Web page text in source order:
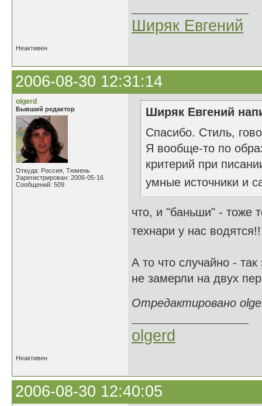
Ширяк Евгений
Неактивен
2006-08-30 12:31:14
olgerd
Бывший редактор
Откуда: Россия, Тюмень
Зарегистрирован: 2006-05-16
Сообщений: 509
Ширяк Евгений
Спасибо. Стиль,
Я вообще-то по
критерий при
умные источники и
что, и "баньши" - тоже
технари у нас
А то что случайно -
не замерли на двух
Отредактировано
olgerd
Неактивен
2006-08-30 12:40:05